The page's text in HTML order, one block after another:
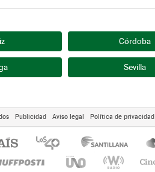
Córdoba
Sevilla
Publicidad Aviso legal Política de privacidad